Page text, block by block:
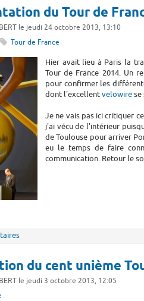
du Tour de
le jeudi 24 octobre 2013, 13:10
Tour de France
Hier avait lieu à Paris la
Tour de France 2014. Un
pour confirmer les
dont l'excellentvelowirese
Je ne vais pas ici critiquer
j'ai vécu de l'intérieur
de Toulouse pour arriver
eu le temps de faire
communication. Retour le
du cent unième
le jeudi 3 octobre 2013, 12:05